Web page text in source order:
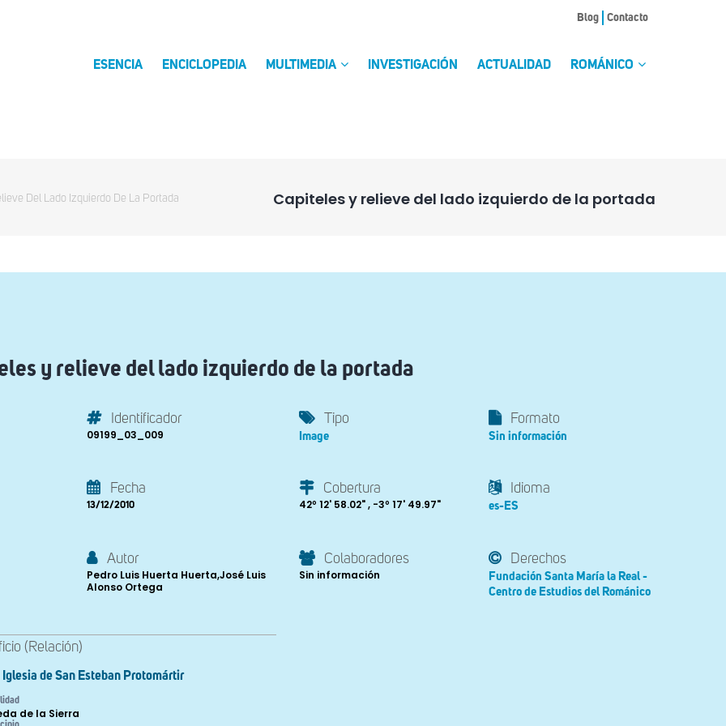
Blog Contacto
ESENCIA ENCICLOPEDIA MULTIMEDIA INVESTIGACIÓN ACTUALIDAD ROMÁNICO
Capiteles y relieve del lado izquierdo de la portada
Del Lado Izquierdo De La Portada
y relieve del lado izquierdo de la portada
Identificador
09199_03_009
Tipo
Image
Formato
Sin información
Fecha
13/12/2010
Cobertura
42º 12' 58.02" , -3º 17' 49.97"
Idioma
es-ES
Autor
Pedro Luis Huerta Huerta,José Luis
Alonso Ortega
Colaboradores
Sin información
Derechos
Fundación Santa María la Real -
Centro de Estudios del Románico
(Relación)
Iglesia de San Esteban Protomártir
de la Sierra